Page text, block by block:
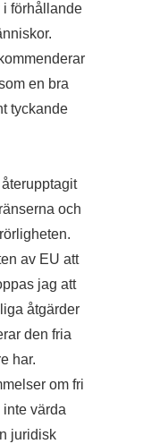
i förhållande
en bra
tyckande
och
av EU att
jag att
åtgärder
den fria
har.
om fri
värda
juridisk